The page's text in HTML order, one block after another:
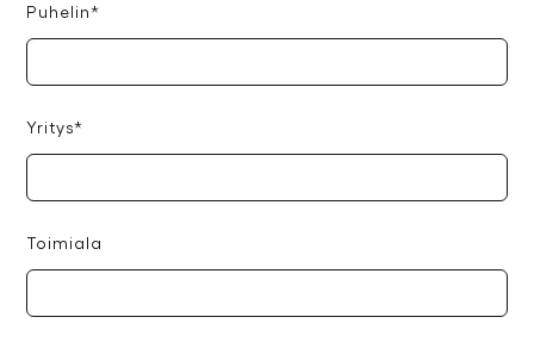
Puhelin*
Yritys*
Toimiala